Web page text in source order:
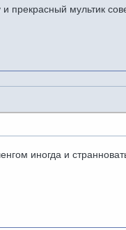
прекрасный мультик
иногда и